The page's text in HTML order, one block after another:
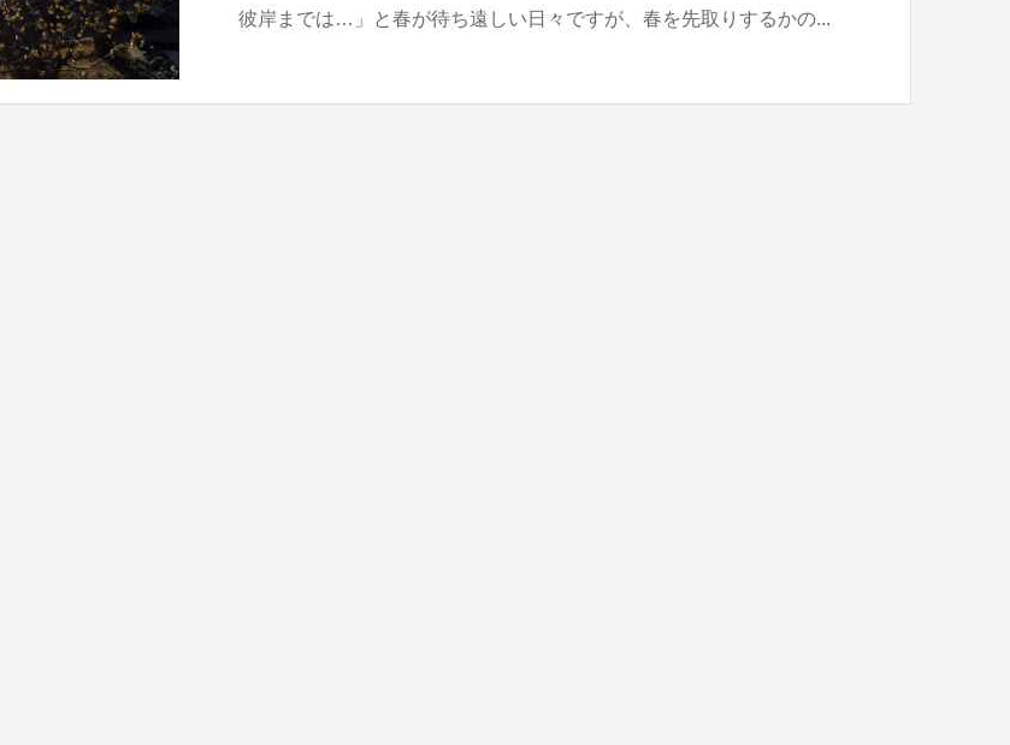
彼岸までは…」と春が待ち遠しい日々ですが、春を先取りするかの...